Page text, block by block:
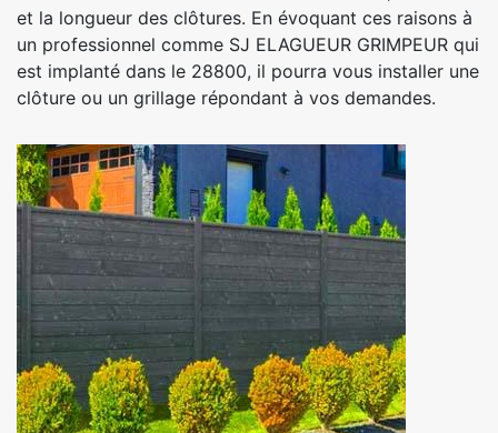
et la longueur des clôtures. En évoquant ces raisons à
un professionnel comme SJ ELAGUEUR GRIMPEUR qui
est implanté dans le 28800, il pourra vous installer une
clôture ou un grillage répondant à vos demandes.